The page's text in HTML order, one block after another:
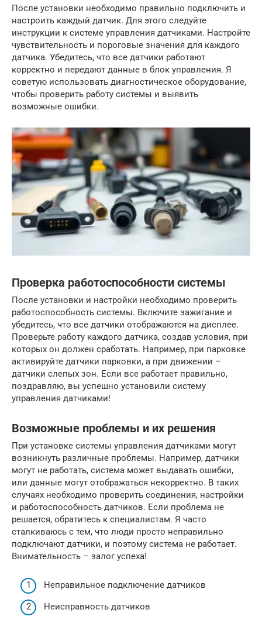
После установки необходимо правильно подключить и
настроить каждый датчик. Для этого следуйте
инструкции к системе управления датчиками. Настройте
чувствительность и пороговые значения для каждого
датчика. Убедитесь, что все датчики работают
корректно и передают данные в блок управления. Я
советую использовать диагностическое оборудование,
чтобы проверить работу системы и выявить
возможные ошибки.
Проверка работоспособности системы
После установки и настройки необходимо проверить
работоспособность системы. Включите зажигание и
убедитесь, что все датчики отображаются на дисплее.
Проверьте работу каждого датчика, создав условия, при
которых он должен сработать. Например, при парковке
активируйте датчики парковки, а при движении –
датчики слепых зон. Если все работает правильно,
поздравляю, вы успешно установили систему
управления датчиками!
Возможные проблемы и их решения
При установке системы управления датчиками могут
возникнуть различные проблемы. Например, датчики
могут не работать, система может выдавать ошибки,
или данные могут отображаться некорректно. В таких
случаях необходимо проверить соединения, настройки
и работоспособность датчиков. Если проблема не
решается, обратитесь к специалистам. Я часто
сталкиваюсь с тем, что люди просто неправильно
подключают датчики, и поэтому система не работает.
Внимательность – залог успеха!
Неправильное подключение датчиков
Неисправность датчиков